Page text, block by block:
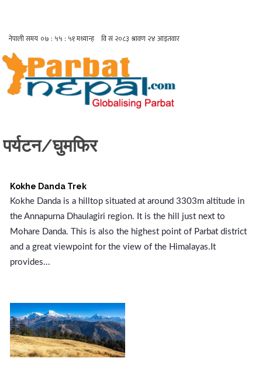
पर्यटन/घुमफिर
Kokhe Danda Trek
Kokhe Danda is a hilltop situated at around 3303m altitude in
the Annapurna Dhaulagiri region. It is the hill just next to
Mohare Danda. This is also the highest point of Parbat district
and a great viewpoint for the view of the Himalayas.It
provides...